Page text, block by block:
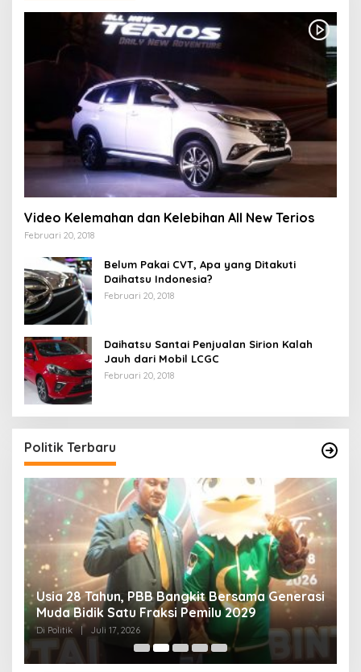
Video Kelemahan dan Kelebihan All New Terios
Februari 20, 2018
Belum Pakai CVT, Apa yang Ditakuti
Daihatsu Indonesia?
Februari 20, 2018
Daihatsu Santai Penjualan Sirion Kalah
Jauh dari Mobil LCGC
Februari 20, 2018
Politik Terbaru
Usia 28 Tahun, PBB Bangkit Bersama Generasi
Muda Bidik Satu Fraksi Pemilu 2029
Di Politik | Juli 17, 2026